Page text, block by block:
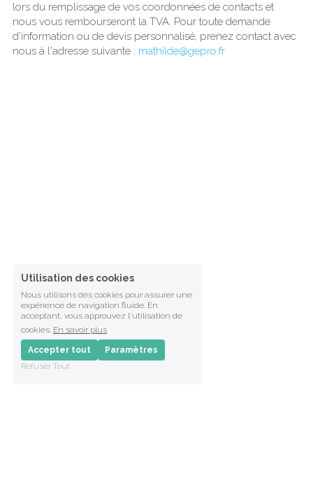
lors du remplissage de vos coordonnées de contacts et
nous vous rembourseront la TVA. Pour toute demande
d'information ou de devis personnalisé, prenez contact avec
nous à l'adresse suivante : mathilde@gepro.fr
Utilisation des cookies
Nous utilisons des cookies pour assurer une
expérience de navigation fluide. En
acceptant, vous approuvez l'utilisation de
cookies. En savoir plus
Accepter tout
Paramètres
Refuser Tout